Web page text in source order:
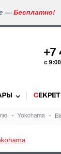
— Бесплатно!
+7
c
Yokohama